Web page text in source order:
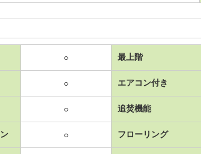
○ 最上階
○ エアコン付き
○ 追焚機能
○ フローリング